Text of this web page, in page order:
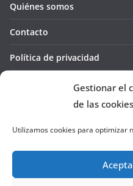
Gestionar el
de las cookies
Utilizamos cookies para optimizar
Quiénes somos
Contacto
Política de privacidad
Política de cookies (UE)